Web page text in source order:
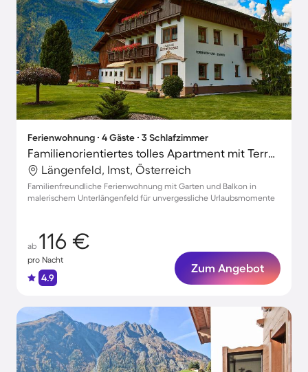
Ferienwohnung ∙ 4 Gäste ∙ 3 Schlafzimmer
Familienorientiertes tolles Apartment mit Terrasse und Garten | Gartenblick
Längenfeld, Imst, Österreich
Familienfreundliche Ferienwohnung mit Garten und Balkon in
malerischem Unterlängenfeld für unvergessliche Urlaubsmomente
ab 116 €
pro Nacht
4.9
Zum Angebot